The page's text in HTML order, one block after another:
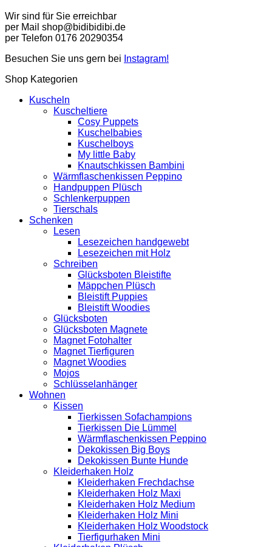
Wir sind für Sie erreichbar
per Mail shop@bidibidibi.de
per Telefon 0176 20290354
Besuchen Sie uns gern bei Instagram!
Shop Kategorien
Kuscheln
Kuscheltiere
Cosy Puppets
Kuschelbabies
Kuschelboys
My little Baby
Knautschkissen Bambini
Wärmflaschenkissen Peppino
Handpuppen Plüsch
Schlenkerpuppen
Tierschals
Schenken
Lesen
Lesezeichen handgewebt
Lesezeichen mit Holz
Schreiben
Glücksboten Bleistifte
Mäppchen Plüsch
Bleistift Puppies
Bleistift Woodies
Glücksboten
Glücksboten Magnete
Magnet Fotohalter
Magnet Tierfiguren
Magnet Woodies
Mojos
Schlüsselanhänger
Wohnen
Kissen
Tierkissen Sofachampions
Tierkissen Die Lümmel
Wärmflaschenkissen Peppino
Dekokissen Big Boys
Dekokissen Bunte Hunde
Kleiderhaken Holz
Kleiderhaken Frechdachse
Kleiderhaken Holz Maxi
Kleiderhaken Holz Medium
Kleiderhaken Holz Mini
Kleiderhaken Holz Woodstock
Tierfigurhaken Mini